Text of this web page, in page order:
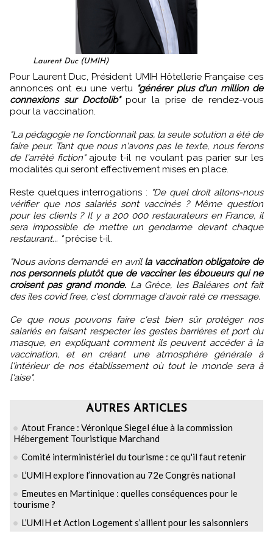
Laurent Duc (UMIH)
Pour Laurent Duc, Président UMIH Hôtellerie Française ces
annonces ont eu une vertu "générer plus d'un million de
connexions sur Doctolib"pour la prise de rendez-vous
pour la vaccination.
"La pédagogie ne fonctionnait pas, la seule solution a été de
faire peur. Tant que nous n'avons pas le texte, nous ferons
de l'arrêté fiction"ajoute t-il ne voulant pas parier sur les
modalités qui seront effectivement mises en place.
Reste quelques interrogations : "De quel droit allons-nous
vérifier que nos salariés sont vaccinés ? Même question
pour les clients ? Il y a 200 000 restaurateurs en France, il
sera impossible de mettre un gendarme devant chaque
restaurant... "précise t-il.
"Nous avions demandé en avril la vaccination obligatoire de
nos personnels plutôt que de vacciner les éboueurs qui ne
croisent pas grand monde. La Grèce, les Baléares ont fait
des îles covid free, c'est dommage d'avoir raté ce message.
Ce que nous pouvons faire c'est bien sûr protéger nos
salariés en faisant respecter les gestes barrières et port du
masque, en expliquant comment ils peuvent accéder à la
vaccination, et en créant une atmosphère générale à
l'intérieur de nos établissement où tout le monde sera à
l'aise".
AUTRES ARTICLES
Atout France : Véronique Siegel élue à la commission
Hébergement Touristique Marchand
Comité interministériel du tourisme : ce qu'il faut retenir
L’UMIH explore l’innovation au 72e Congrès national
Emeutes en Martinique : quelles conséquences pour le
tourisme ?
L’UMIH et Action Logement s’allient pour les saisonniers